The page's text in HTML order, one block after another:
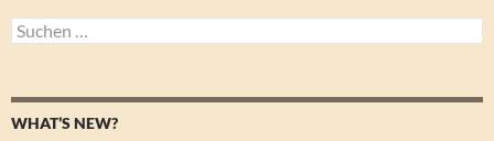
Suchen
nach:
WHAT’S NEW?